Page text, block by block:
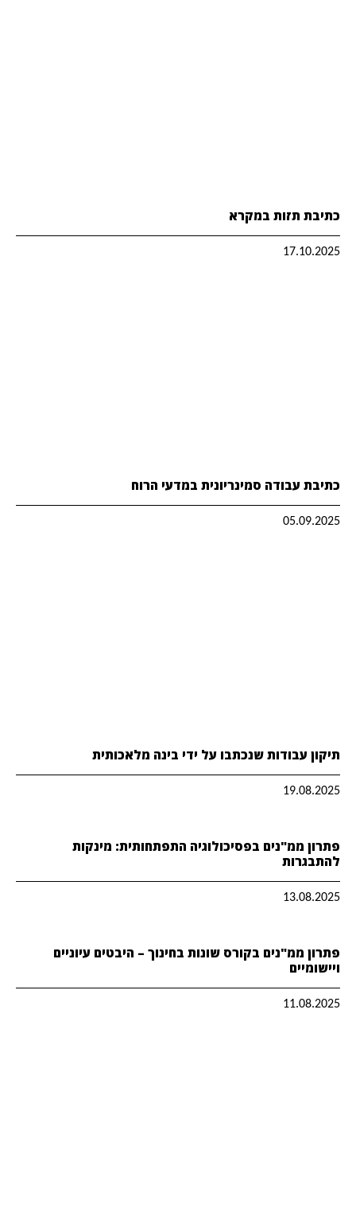
כתיבת תזות במקרא
17.10.2025
כתיבת עבודה סמינריונית במדעי הרוח
05.09.2025
תיקון עבודות שנכתבו על ידי בינה מלאכותית
19.08.2025
פתרון ממ"נים בפסיכולוגיה התפתחותית: מינקות
להתבגרות
13.08.2025
פתרון ממ"נים בקורס שונות בחינוך – היבטים עיוניים
ויישומיים
11.08.2025